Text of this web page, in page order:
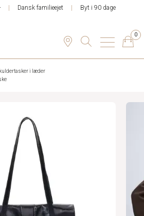
Dansk familieejet Byt i 90 dage
0
i læder